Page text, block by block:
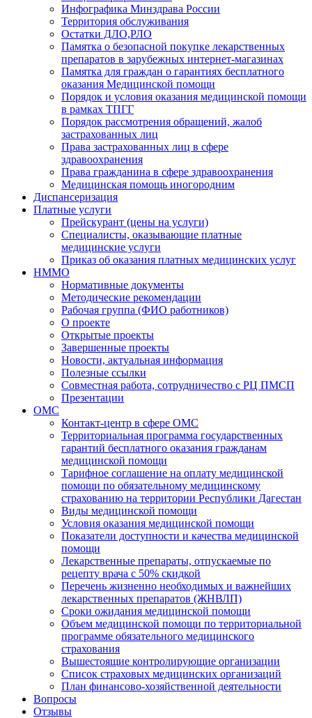
Инфографика Минздрава России
Территория обслуживания
Остатки ДЛО,РЛО
Памятка о безопасной покупке лекарственных
препаратов в зарубежных интернет-магазинах
Памятка для граждан о гарантиях бесплатного
оказания Медицинской помощи
Порядок и условия оказания медицинской помощи
в рамках ТПГГ
Порядок рассмотрения обращений, жалоб
застрахованных лиц
Права застрахованных лиц в сфере
здравоохранения
Права гражданина в сфере здравоохранения
Медицинская помощь иногородним
Диспансеризация
Платные услуги
Прейскурант (цены на услуги)
Специалисты, оказывающие платные
медицинские услуги
Приказ об оказания платных медицинских услуг
НММО
Нормативные документы
Методические рекомендации
Рабочая группа (ФИО работников)
О проекте
Открытые проекты
Завершенные проекты
Новости, актуальная информация
Полезные ссылки
Совместная работа, сотрудничество с РЦ ПМСП
Презентации
ОМС
Контакт-центр в сфере ОМС
Территориальная программа государственных
гарантий бесплатного оказания гражданам
медицинской помощи
Тарифное соглашение на оплату медицинской
помощи по обязательному медицинскому
страхованию на территории Республики Дагестан
Виды медицинской помощи
Условия оказания медицинской помощи
Показатели доступности и качества медицинской
помощи
Лекарственные препараты, отпускаемые по
рецепту врача с 50% скидкой
Перечень жизненно необходимых и важнейших
лекарственных препаратов (ЖНВЛП)
Сроки ожидания медицинской помощи
Объем медицинской помощи по территориальной
программе обязательного медицинского
страхования
Вышестоящие контролирующие организации
Список страховых медицинских организаций
План финансово-хозяйственной деятельности
Вопросы
Отзывы